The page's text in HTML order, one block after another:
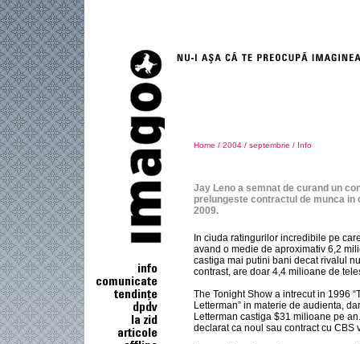
Home / 2004 / septembrie / Info
Jay Leno a semnat de curand un
prelungeste contractul de munca in
2009.
In ciuda ratingurilor incredibile pe
avand o medie de aproximativ 6,2
castiga mai putini bani decat rivalul
contrast, are doar 4,4 milioane de
The Tonight Show a intrecut in 1996
Letterman” in materie de audienta,
Letterman castiga $31 milioane pe
declarat ca noul sau contract cu